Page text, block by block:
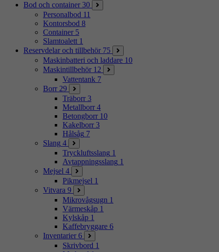
Bod och container 30
Personalbod 11
Kontorsbod 8
Container 5
Slamtoalett 1
Reservdelar och tillbehör 75
Maskinbatteri och laddare 10
Maskintillbehör 12
Vattentank 7
Borr 29
Träborr 3
Metallborr 4
Betongborr 10
Kakelborr 3
Hålsåg 7
Slang 4
Tryckluftsslang 1
Avtappningsslang 1
Mejsel 4
Pikmejsel 1
Vitvara 9
Mikrovågsugn 1
Värmeskåp 1
Kylskåp 1
Kaffebryggare 6
Inventarier 6
Skrivbord 1